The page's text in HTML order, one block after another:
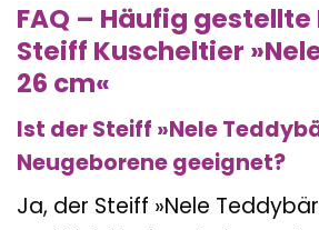
FAQ – Häufig gestellte
Steiff Kuscheltier
26 cm«
Ist der Steiff »Nele
Neugeborene geeignet?
Ja, der Steiff »Nele